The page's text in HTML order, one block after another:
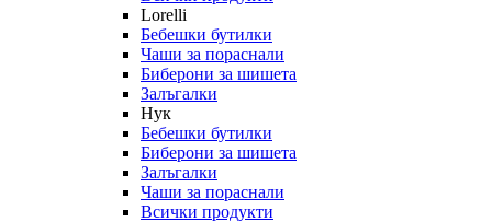
Lorelli
Бебешки бутилки
Чаши за пораснали
Биберони за шишета
Залъгалки
Нук
Бебешки бутилки
Биберони за шишета
Залъгалки
Чаши за пораснали
Всички продукти